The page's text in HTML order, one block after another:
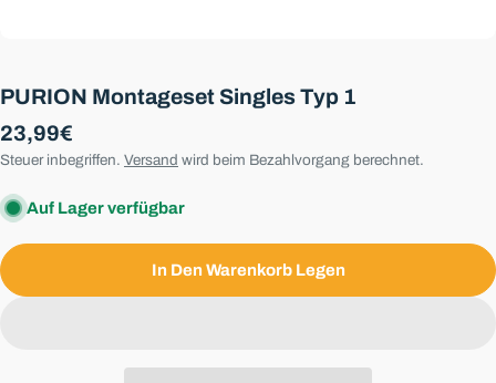
PURION Montageset Singles Typ 1
Regulärer
Preis
23,99€
Steuer inbegriffen. Versand wird beim Bezahlvorgang berechnet.
Auf Lager verfügbar
In Den Warenkorb Legen